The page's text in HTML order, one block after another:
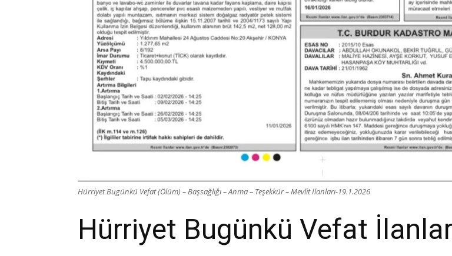
Hürriyet Bugünkü Vefat (Ölüm) – Başsağlığı – Anma – Teşekkür – Mevlit İlanları-19.1.2026
Hürriyet Bugünkü Vefat